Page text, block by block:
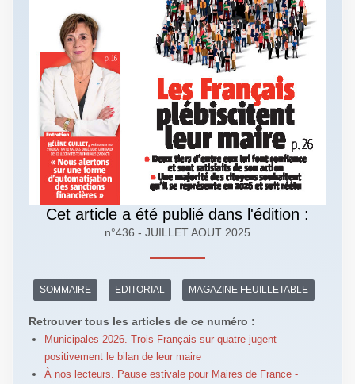
Cet article a été publié dans l'édition :
n°436 - JUILLET AOUT 2025
SOMMAIRE EDITORIAL MAGAZINE FEUILLETABLE
Retrouver tous les articles de ce numéro :
Municipales 2026. Trois Français sur quatre jugent
positivement le bilan de leur maire
À nos lecteurs. Pause estivale pour Maires de France -